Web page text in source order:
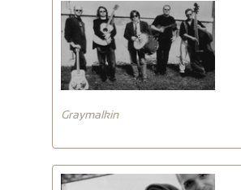
Graymalkin